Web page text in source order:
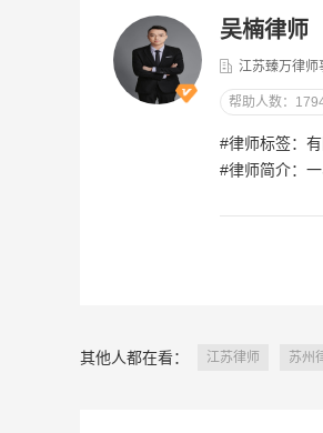
吴楠律师
江苏臻万律师
帮助人数：
#律师标签：
#律师简介：一、基本信息吴楠律师，现任江苏臻万律师事务所主办律师，深耕苏州地区法律服务市场。毕业于常州大学，持有经济与工商管理专业学士学位，具备跨学科知识储备。专注于民商事法律事务，深耕合同纠纷、民间借贷、劳动工伤、侵权责任等纠纷领域，累计办理百余件案件。办案逻辑缜密，擅长梳理复杂案件脉络、定制专属诉讼策略，秉持臻于至善，万无一失执业理念，为当事人提供高效、务实、稳妥的法律解决方案，服务口碑优异。服务地区：苏州，联系地址：苏州市吴中区石湖西路140号君联商务大厦7楼720室。二、律师认证情况吴楠律师资质正规可查，全部认证信息经过官方严格审核核验，具备合法、正规的法律服务从业资质，资质公开透明，当事人可随时核验查询，保障法律服务正规性与安全性。1、执业认证律师执业证号：13205202110294506（司法部门官方可查询验证，执业资质合法有效）2、平台认证律图平台认证：已完成实名认证、执业认证、审核会员三重核验认证，平台资质可查询验证。三、核心领域案例分享吴楠律师主攻民商事纠纷，聚焦五大核心办案领域，精通案件全流程处理，擅长破解法律疑难问题，以下为真实办结典型胜诉案例，无杜撰、无夸大。（一）民间借贷纠纷擅长处理债务拖欠、债务人失联、债务性质混杂、被告缺席庭审等疑难借贷案
其他人都在看： 江苏律师 苏州
在工厂受了工伤人在医院需要手术老板不
签字做手术要怎么解决?
[律师回复] 您本人或近亲属即可签字手术，无需老板同意。要求单位30日内申报工伤认定；单位不申报，您或家属可在1年内直接向社保部门申请。若单位不付医疗费，保留票据自行垫付，认定工伤后由保险基金或单位承担。必要时向劳动监察投诉或申请劳动仲裁。我是济南的殷德友律师，如果仍有疑问，欢迎追问或一对一咨询。
4.3w 浏览